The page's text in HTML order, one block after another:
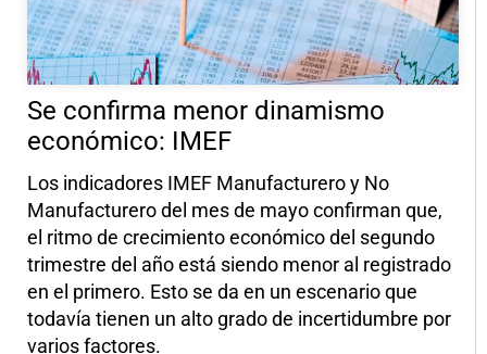
Se confirma menor dinamismo
económico: IMEF
Los indicadores IMEF Manufacturero y No
Manufacturero del mes de mayo confirman que,
el ritmo de crecimiento económico del segundo
trimestre del año está siendo menor al registrado
en el primero. Esto se da en un escenario que
todavía tienen un alto grado de incertidumbre por
varios factores.